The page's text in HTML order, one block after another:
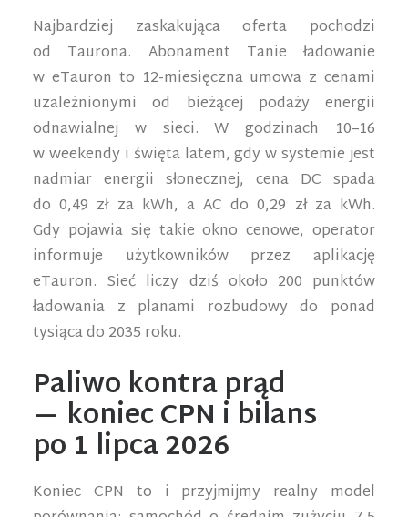
Najbardziej zaskakująca oferta pochodzi
od Taurona. Abonament Tanie ładowanie
w eTauron to 12-miesięczna umowa z cenami
uzależnionymi od bieżącej podaży energii
odnawialnej w sieci. W godzinach 10–16
w weekendy i święta latem, gdy w systemie jest
nadmiar energii słonecznej, cena DC spada
do 0,49 zł za kWh, a AC do 0,29 zł za kWh.
Gdy pojawia się takie okno cenowe, operator
informuje użytkowników przez aplikację
eTauron. Sieć liczy dziś około 200 punktów
ładowania z planami rozbudowy do ponad
tysiąca do 2035 roku.
Paliwo kontra prąd
— koniec CPN i bilans
po 1 lipca 2026
Koniec CPN to i przyjmijmy realny model